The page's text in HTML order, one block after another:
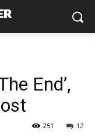
End’,
12
251